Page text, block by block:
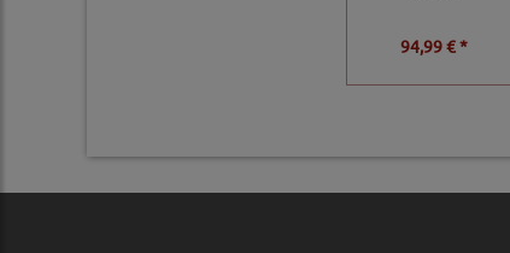
94,99 € *